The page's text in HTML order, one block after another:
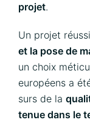
projet.
Un projet
et la pose de
un choix
européens a
surs de la
tenue dans le